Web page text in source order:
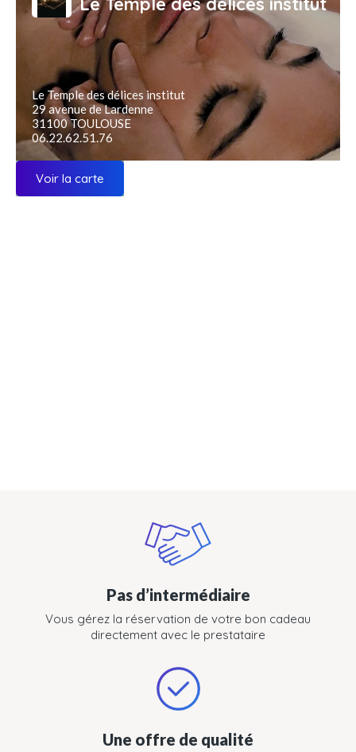
Le Temple des délices institut
29 avenue de Lardenne
31100 TOULOUSE
06.22.62.51.76
Voir la carte
Pas d’intermédiaire
Vous gérez la réservation de votre bon cadeau
directement avec le prestataire
Une offre de qualité